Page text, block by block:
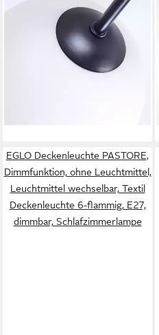
Deckenleuchte Deckenlampe
aus Metall/Milchglas in
Schwarz/Weiß, ohne
Leuchtmittel, Deckenleuchte
im Retro/Vintage-Design
EGLO Deckenleuchte PASTORE,
Dimmfunktion, ohne Leuchtmittel,
Leuchtmittel wechselbar, Textil
Deckenleuchte 6-flammig, E27,
dimmbar, Schlafzimmerlampe